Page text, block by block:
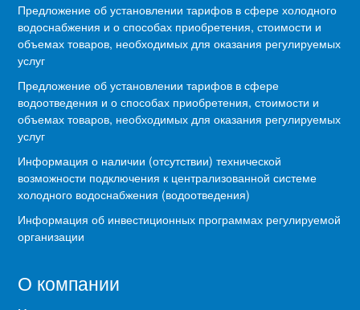
Предложение об установлении тарифов в сфере холодного
водоснабжения и о способах приобретения, стоимости и
объемах товаров, необходимых для оказания регулируемых
услуг
Предложение об установлении тарифов в сфере
водоотведения и о способах приобретения, стоимости и
объемах товаров, необходимых для оказания регулируемых
услуг
Информация о наличии (отсутствии) технической
возможности подключения к централизованной системе
холодного водоснабжения (водоотведения)
Информация об инвестиционных программах регулируемой
организации
О компании